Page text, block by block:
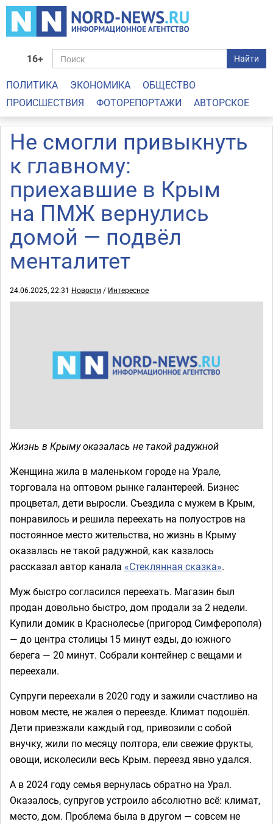
16+ Найти
ПОЛИТИКА ЭКОНОМИКА
ОБЩЕСТВО
ПРОИСШЕСТВИЯ
ФОТОРЕПОРТАЖИ АВТОРСКОЕ
Не смогли привыкнуть
к главному:
приехавшие в Крым
на ПМЖ вернулись
домой — подвёл
менталитет
24.06.2025, 22:31 Новости / Интересное
Жизнь в Крыму оказалась не такой радужной
Женщина жила в маленьком городе на Урале,
торговала на оптовом рынке галантереей. Бизнес
процветал, дети выросли. Съездила с мужем в Крым,
понравилось и решила переехать на полуостров на
постоянное место жительства, но жизнь в Крыму
оказалась не такой радужной, как казалось
рассказал автор канала «Стеклянная сказка».
Муж быстро согласился переехать. Магазин был
продан довольно быстро, дом продали за 2 недели.
Купили домик в Краснолесье (пригород Симферополя)
— до центра столицы 15 минут езды, до южного
берега — 20 минут. Собрали контейнер с вещами и
переехали.
Супруги переехали в 2020 году и зажили счастливо на
новом месте, не жалея о переезде. Климат подошёл.
Дети приезжали каждый год, привозили с собой
внучку, жили по месяцу полтора, ели свежие фрукты,
овощи, исколесили весь Крым. переезд явно удался.
А в 2024 году семья вернулась обратно на Урал.
Оказалось, супругов устроило абсолютно всё: климат,
место, дом. Проблема была в другом — совсем не